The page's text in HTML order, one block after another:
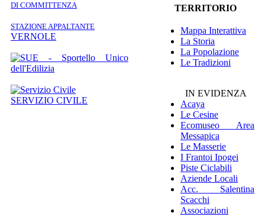
DI COMMITTENZA
STAZIONE APPALTANTE
VERNOLE
SERVIZIO CIVILE
TERRITORIO
Mappa Interattiva
La Storia
La Popolazione
Le Tradizioni
IN EVIDENZA
Acaya
Le Cesine
Ecomuseo Area
Messapica
Le Masserie
I Frantoi Ipogei
Piste Ciclabili
Aziende Locali
Acc. Salentina
Scacchi
Associazioni